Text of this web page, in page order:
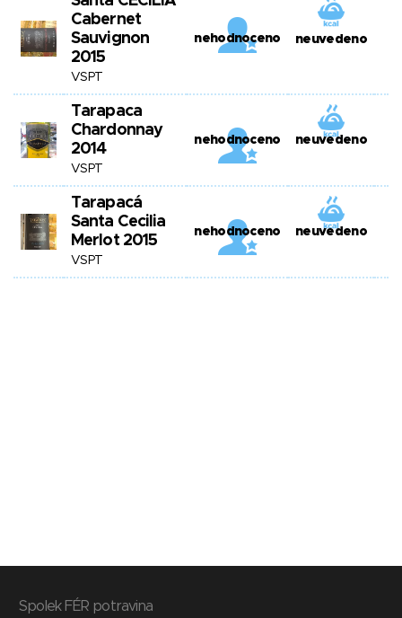
Cabernet
Sauvignon
2015
VSPT
nehodnoceno neuvedeno
Tarapaca
Chardonnay
2014
VSPT
nehodnoceno neuvedeno
Tarapacá
Santa Cecilia
Merlot 2015
VSPT
nehodnoceno neuvedeno
Spolek FÉR potravina